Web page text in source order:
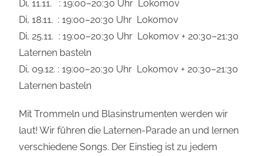
Di, 11.11. : 19:00–20:30 Uhr Lokomov
Di, 18.11. : 19:00–20:30 Uhr Lokomov
Di, 25.11. : 19:00–20:30 Uhr Lokomov + 20:30–21:30
Laternen basteln
Di, 09.12. : 19:00–20:30 Uhr Lokomov + 20:30–21:30
Laternen basteln
Mit Trommeln und Blasinstrumenten werden wir
laut! Wir führen die Laternen-Parade an und lernen
verschiedene Songs. Der Einstieg ist zu jedem